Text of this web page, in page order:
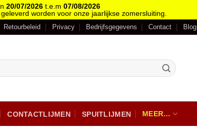
20/07/2026t.e.m 07/08/2026
worden voor onze jaarlijkse zomersluiting.
Retourbeleid Privacy Bedrijfsgegevens Contact Blog
CONTACTLIJMEN SPUITLIJMEN MEER…